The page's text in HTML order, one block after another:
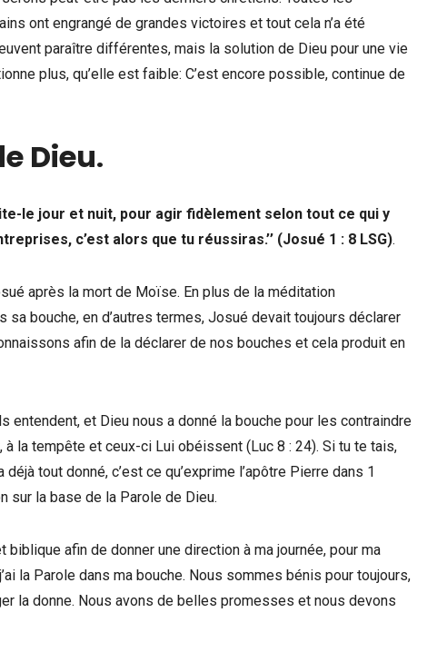
ont engrangé de grandes victoires et tout cela n’a été
paraître différentes, mais la solution de Dieu pour une vie
plus, qu’elle est faible: C’est encore possible, continue de
Dieu.
le jour et nuit, pour agir fidèlement selon tout ce qui y
c’est alors que tu réussiras.’’ (Josué 1 : 8 LSG).
après la mort de Moïse. En plus de la méditation
bouche, en d’autres termes, Josué devait toujours déclarer
afin de la déclarer de nos bouches et cela produit en
et Dieu nous a donné la bouche pour les contraindre
la tempête et ceux-ci Lui obéissent (Luc 8 : 24). Si tu te tais,
tout donné, c’est ce qu’exprime l’apôtre Pierre dans 1
sur la base de la Parole de Dieu.
afin de donner une direction à ma journée, pour ma
la Parole dans ma bouche. Nous sommes bénis pour toujours,
la donne. Nous avons de belles promesses et nous devons